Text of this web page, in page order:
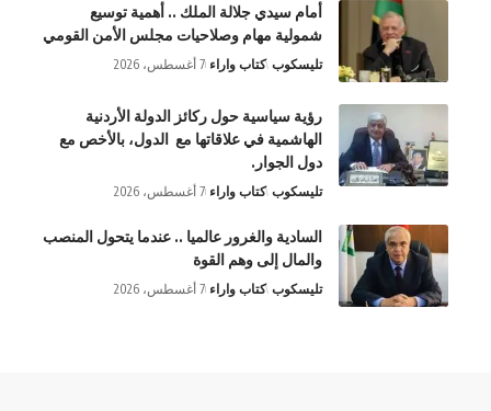
أمام سيدي جلالة الملك .. أهمية توسيع
شمولية مهام وصلاحيات مجلس الأمن القومي
تليسكوب كتاب واراء 7 أغسطس، 2026
رؤية سياسية حول ركائز الدولة الأردنية
الهاشمية في علاقاتها مع الدول، بالأخص مع
دول الجوار.
تليسكوب كتاب واراء 7 أغسطس، 2026
السادية والغرور عالميا .. عندما يتحول المنصب
والمال إلى وهم القوة
تليسكوب كتاب واراء 7 أغسطس، 2026